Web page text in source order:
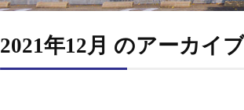
2021年12月 のアーカイブ